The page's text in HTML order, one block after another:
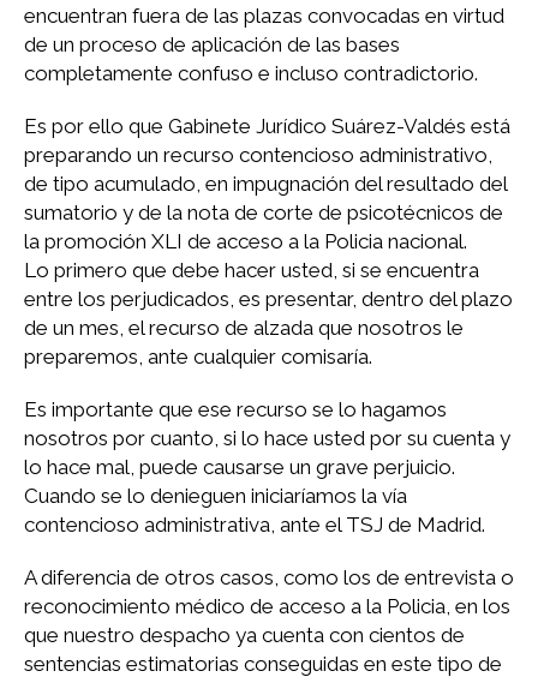
encuentran fuera de las plazas convocadas en virtud
de un proceso de aplicación de las bases
completamente confuso e incluso contradictorio.
Es por ello que Gabinete Jurídico Suárez-Valdés está
preparando un recurso contencioso administrativo,
de tipo acumulado, en impugnación del resultado del
sumatorio y de la nota de corte de psicotécnicos de
la promoción XLI de acceso a la Policia nacional.
Lo primero que debe hacer usted, si se encuentra
entre los perjudicados, es presentar, dentro del plazo
de un mes, el recurso de alzada que nosotros le
preparemos, ante cualquier comisaría.
Es importante que ese recurso se lo hagamos
nosotros por cuanto, si lo hace usted por su cuenta y
lo hace mal, puede causarse un grave perjuicio.
Cuando se lo denieguen iniciaríamos la vía
contencioso administrativa, ante el TSJ de Madrid.
A diferencia de otros casos, como los de entrevista o
reconocimiento médico de acceso a la Policia, en los
que nuestro despacho ya cuenta con cientos de
sentencias estimatorias conseguidas en este tipo de